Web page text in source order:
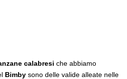
calabresi che abbiamo
Bimby sono delle valide alleate nelle